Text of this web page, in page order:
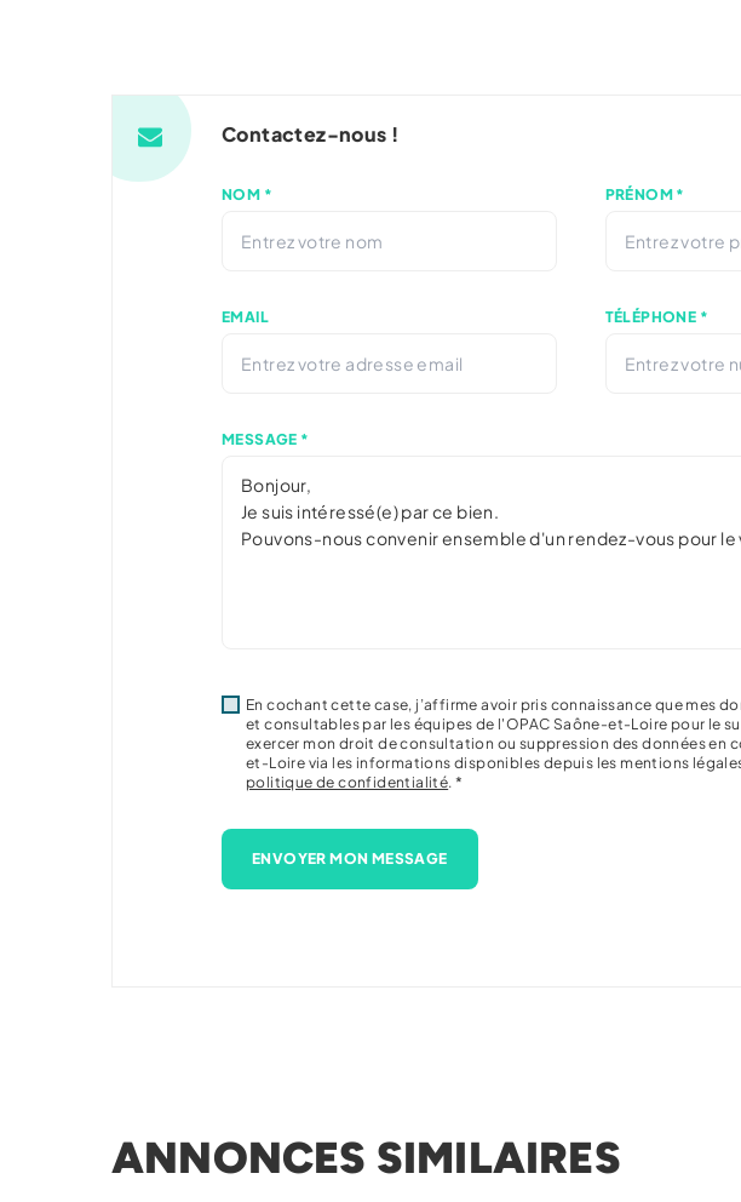
Contactez-nous !
NOM * PRÉNOM *
EMAIL TÉLÉPHONE *
MESSAGE *
En cochant cette case, j’affirme avoir pris connaissance que mes
et consultables par les équipes de l'OPAC Saône-et-Loire pour le
exercer mon droit de consultation ou suppression des données en
et-Loire via les informations disponibles depuis les mentions
politique de confidentialité. *
ENVOYER MON MESSAGE
ANNONCES SIMILAIRES